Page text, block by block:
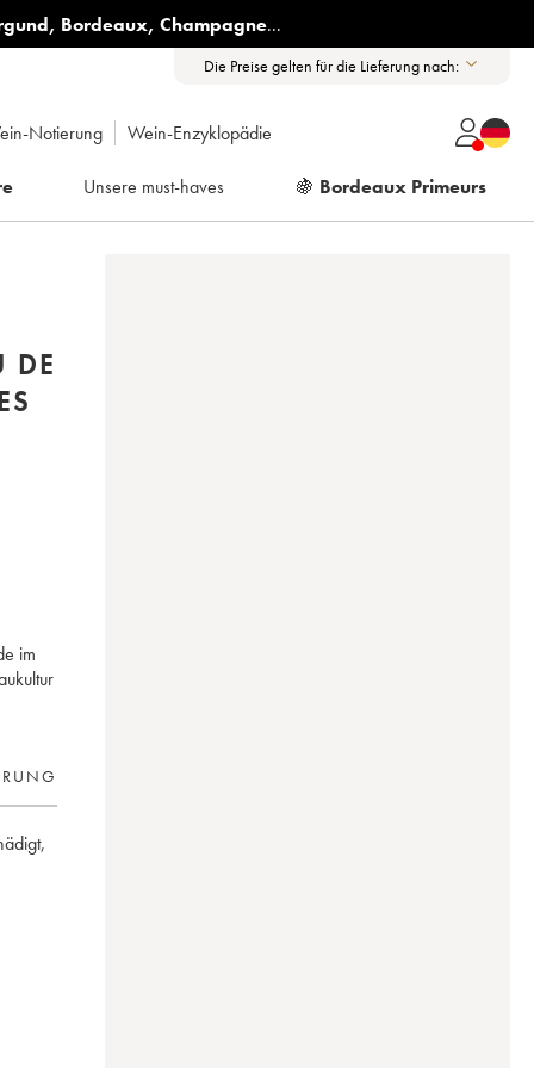
, Bordeaux, Champagne...
Die Preise gelten für die Lieferung nach:
Notierung Wein-Enzyklopädie
Unsere must-haves 🍇 Bordeaux Primeurs
DE
im
,